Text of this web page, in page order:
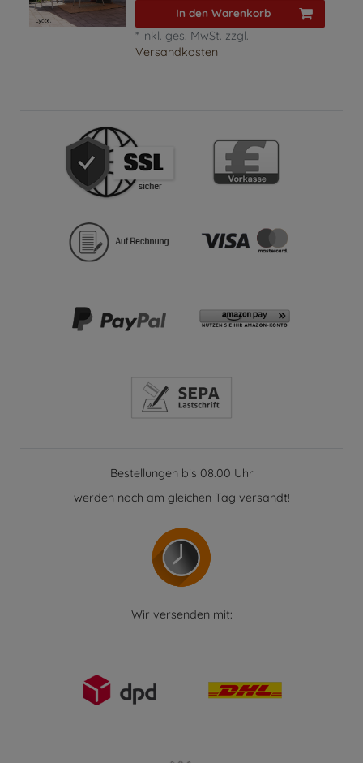
In den Warenkorb
* inkl. ges. MwSt. zzgl.
Versandkosten
Bestellungen bis 08.00 Uhr
werden noch am gleichen Tag versandt!
Wir versenden mit: